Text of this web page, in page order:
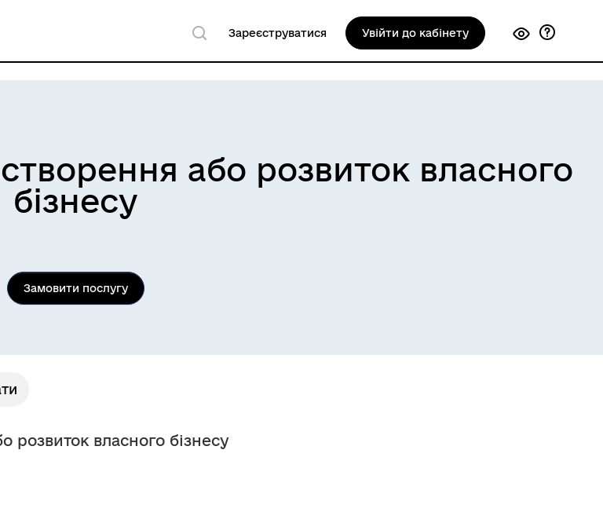
Зареєструватися Увійти до кабінету
або розвиток власного
бізнесу
Замовити послугу
розвиток власного бізнесу